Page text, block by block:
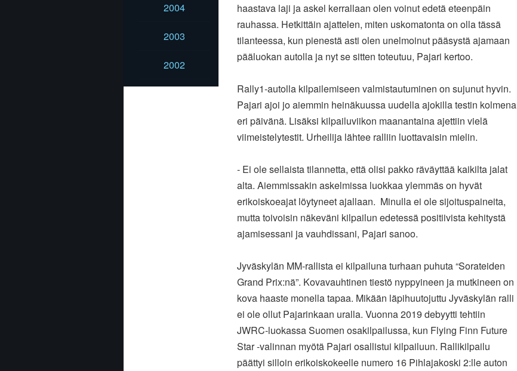
2004
2003
2002
haastava laji ja askel kerrallaan olen voinut edetä eteenpäin
rauhassa. Hetkittäin ajattelen, miten uskomatonta on olla tässä
tilanteessa, kun pienestä asti olen unelmoinut pääsystä ajamaan
pääluokan autolla ja nyt se sitten toteutuu, Pajari kertoo.
Rally1-autolla kilpailemiseen valmistautuminen on sujunut hyvin.
Pajari ajoi jo aiemmin heinäkuussa uudella ajokilla testin kolmena
eri päivänä. Lisäksi kilpailuviikon maanantaina ajettiin vielä
viimeistelytestit. Urheilija lähtee ralliin luottavaisin mielin.
- Ei ole sellaista tilannetta, että olisi pakko räväyttää kaikilta jalat
alta. Aiemmissakin askelmissa luokkaa ylemmäs on hyvät
erikoiskoeajat löytyneet ajallaan. Minulla ei ole sijoituspaineita,
mutta toivoisin näkeväni kilpailun edetessä positiivista kehitystä
ajamisessani ja vauhdissani, Pajari sanoo.
Jyväskylän MM-rallista ei kilpailuna turhaan puhuta “Sorateiden
Grand Prix:nä”. Kovavauhtinen tiestö nyppyineen ja mutkineen on
kova haaste monella tapaa. Mikään läpihuutojuttu Jyväskylän ralli
ei ole ollut Pajarinkaan uralla. Vuonna 2019 debyytti tehtiin
JWRC-luokassa Suomen osakilpailussa, kun Flying Finn Future
Star -valinnan myötä Pajari osallistui kilpailuun. Rallikilpailu
päättyi silloin erikoiskokeelle numero 16 Pihlajakoski 2:lle auton